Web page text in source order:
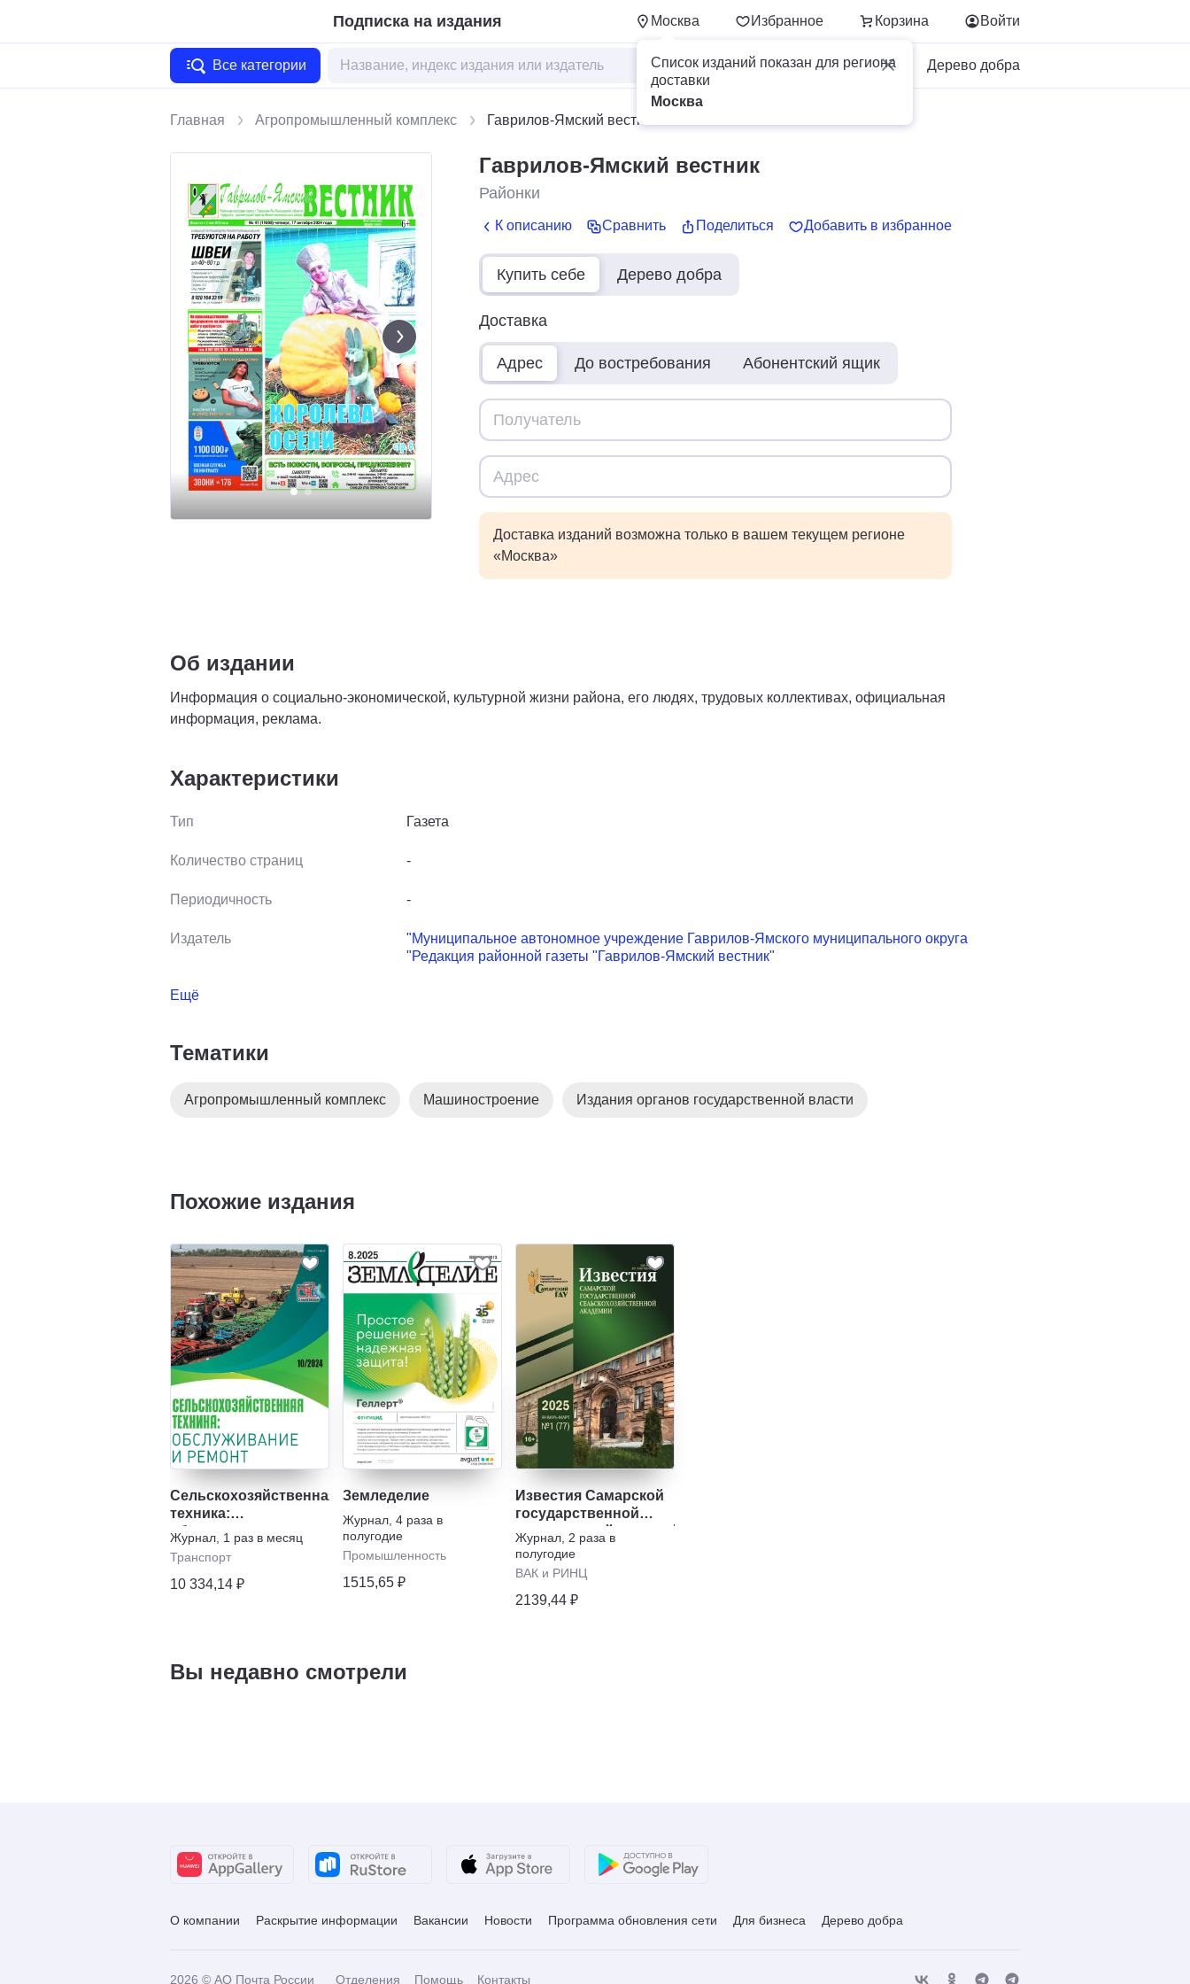
Подписка на издания Москва Избранное Корзина
Список изданий показан для региона
доставки
Москва
Войти
Все категории Для бизнеса Дерево добра
Главная Агропромышленный комплекс Гаврилов-Ямский вестник
Гаврилов-Ямский вестник
Районки
К описанию Сравнить Поделиться Добавить в избранное
Купить себе Дерево добра
Доставка
Адрес До востребования Абонентский ящик
Доставка изданий возможна только в вашем текущем регионе
«Москва»
Об издании
Информация о социально-экономической, культурной жизни района, его людях, трудовых коллективах, официальная
информация, реклама.
Характеристики
Тип Газета
Количество страниц -
Периодичность -
Издатель
"Муниципальное автономное учреждение Гаврилов-Ямского муниципального округа
"Редакция районной газеты "Гаврилов-Ямский вестник"
Ещё
Тематики
Агропромышленный комплекс Машиностроение Издания органов государственной власти
Похожие издания
Сельскохозяйственная
техника:
обслуживание и
ремонт
Журнал 1 раз в месяц
Транспорт
10 334,14 ₽
Земледелие
Журнал 4 раза в
полугодие
Промышленность
1515,65 ₽
Известия Самарской
государственной
сельскохозяйственной
академии
Журнал 2 раза в
полугодие
ВАК и РИНЦ
2139,44 ₽
Вы недавно смотрели
О компании Раскрытие информации Вакансии Новости Программа обновления сети Для бизнеса Дерево добра
2026 © АО Почта России Отделения Помощь Контакты